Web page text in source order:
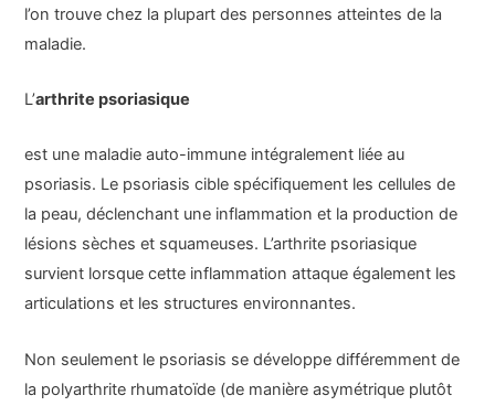
l’on trouve chez la plupart des personnes atteintes de la
maladie.
L’arthrite psoriasique
est une maladie auto-immune intégralement liée au
psoriasis. Le psoriasis cible spécifiquement les cellules de
la peau, déclenchant une inflammation et la production de
lésions sèches et squameuses. L’arthrite psoriasique
survient lorsque cette inflammation attaque également les
articulations et les structures environnantes.
Non seulement le psoriasis se développe différemment de
la polyarthrite rhumatoïde (de manière asymétrique plutôt